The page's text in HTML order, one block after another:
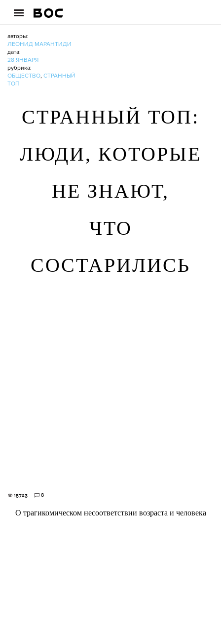
авторы:
ЛЕОНИД МАРАНТИДИ
дата:
28 ЯНВАРЯ
рубрика:
ОБЩЕСТВО, СТРАННЫЙ
ТОП
СТРАННЫЙ ТОП:
ЛЮДИ, КОТОРЫЕ
НЕ ЗНАЮТ,
ЧТО
СОСТАРИЛИСЬ
15723 8
О трагикомическом несоответствии возраста и человека